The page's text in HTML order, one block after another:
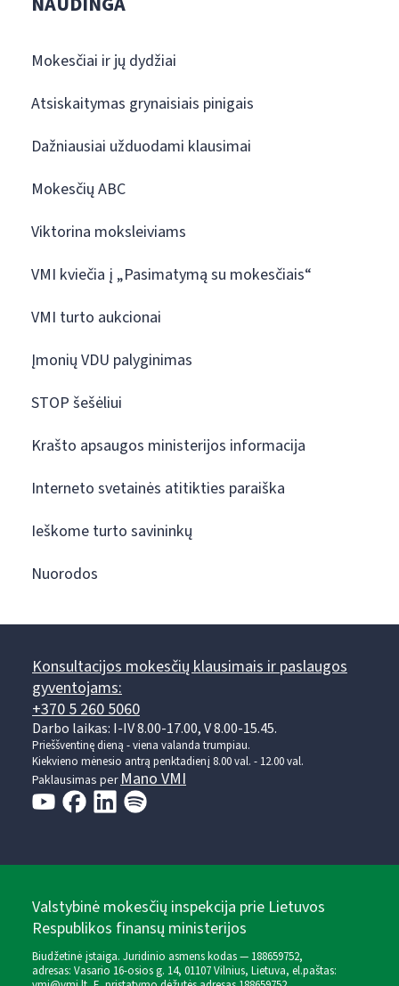
Mokesčiai ir jų dydžiai
Atsiskaitymas grynaisiais pinigais
Dažniausiai užduodami klausimai
Mokesčių ABC
Viktorina moksleiviams
VMI kviečia į „Pasimatymą su mokesčiais“
VMI turto aukcionai
Įmonių VDU palyginimas
STOP šešėliui
Krašto apsaugos ministerijos informacija
Interneto svetainės atitikties paraiška
Ieškome turto savininkų
Nuorodos
Konsultacijos mokesčių klausimais ir paslaugos
gyventojams:
+370 5 260 5060
Darbo laikas: I-IV 8.00-17.00, V 8.00-15.45.
Prieššventinę dieną - viena valanda trumpiau.
Kiekvieno mėnesio antrą penktadienį 8.00 val. - 12.00 val.
Paklausimas perMano VMI
Valstybinė mokesčių inspekcija prie Lietuvos
Respublikos finansų ministerijos
Biudžetinė įstaiga. Juridinio asmens kodas — 188659752,
adresas: Vasario 16-osios g. 14, 01107 Vilnius, Lietuva, el.paštas: